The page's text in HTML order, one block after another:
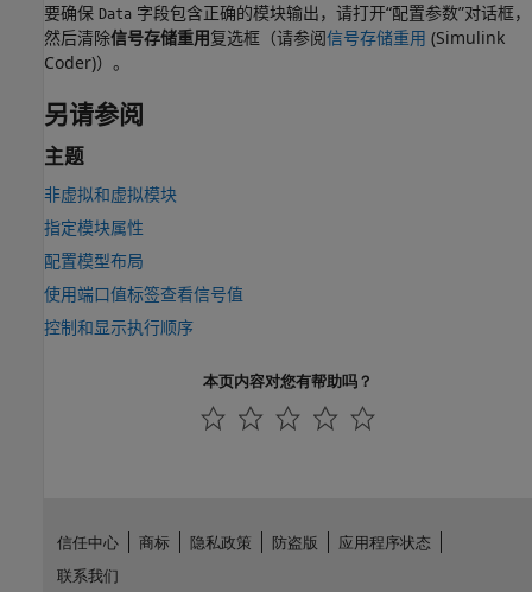
要确保 Data 字段包含正确的模块输出，请打开“配置参数”对话框，
然后清除信号存储重用复选框（请参阅信号存储重用 (Simulink
Coder)）。
另请参阅
主题
非虚拟和虚拟模块
指定模块属性
配置模型布局
使用端口值标签查看信号值
控制和显示执行顺序
本页内容对您有帮助吗？
信任中心 商标 隐私政策 防盗版
应用程序状态
联系我们